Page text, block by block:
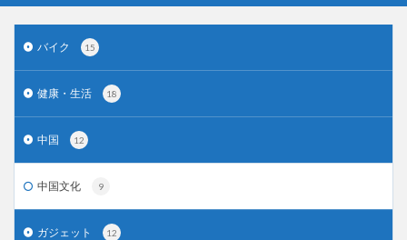
バイク 15
健康・生活 18
中国 12
中国文化 9
ガジェット 12